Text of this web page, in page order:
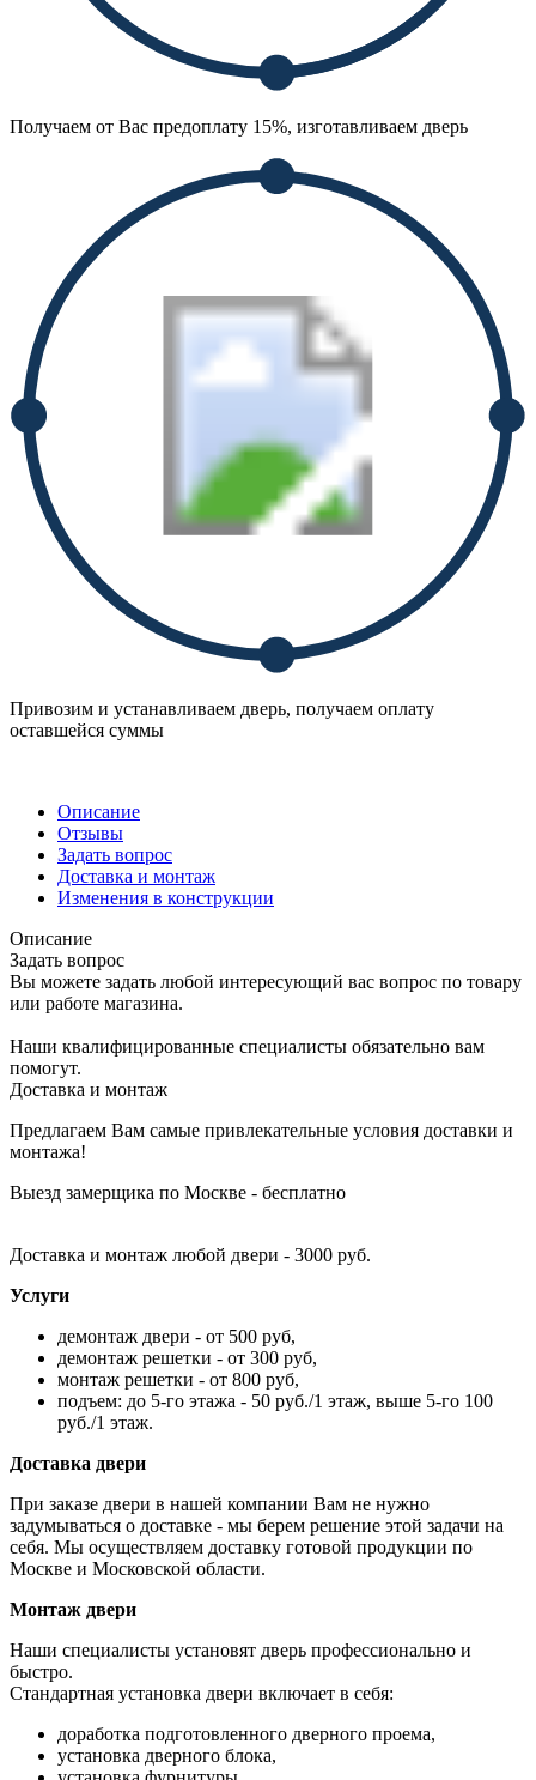
Получаем от Вас предоплату 15%, изготавливаем дверь
Привозим и устанавливаем дверь, получаем оплату
оставшейся суммы
Описание
Отзывы
Задать вопрос
Доставка и монтаж
Изменения в конструкции
Описание
Задать вопрос
Вы можете задать любой интересующий вас вопрос по товару
или работе магазина.
Наши квалифицированные специалисты обязательно вам
помогут.
Доставка и монтаж
Предлагаем Вам самые привлекательные условия доставки и
монтажа!
Выезд замерщика по Москве - бесплатно
Доставка и монтаж любой двери - 3000 руб.
Услуги
демонтаж двери - от 500 руб,
демонтаж решетки - от 300 руб,
монтаж решетки - от 800 руб,
подъем: до 5-го этажа - 50 руб./1 этаж, выше 5-го 100
руб./1 этаж.
Доставка двери
При заказе двери в нашей компании Вам не нужно
задумываться о доставке - мы берем решение этой задачи на
себя. Мы осуществляем доставку готовой продукции по
Москве и Московской области.
Монтаж двери
Наши специалисты установят дверь профессионально и
быстро.
Стандартная установка двери включает в себя:
доработка подготовленного дверного проема,
установка дверного блока,